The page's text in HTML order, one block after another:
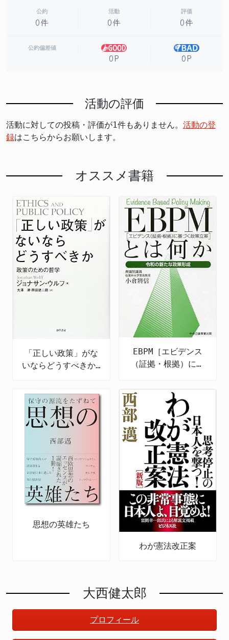
公約
0件
活動
0件
評価
0件
公約偏差値
0P 0P
活動の評価
活動に対しての投稿・評価が1件もありません。 活動の登
録はこちらからお願いします。
オススメ書籍
「正しい政策」がな
いならどうすべきか:
EBPM［エビデンス
（証拠・根拠）に基
政策形成
思想の英雄たち
わが憲法改正案
大西健太郎
プロフィール